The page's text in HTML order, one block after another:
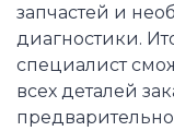
запчастей и
диагностики.
специалист
всех деталей